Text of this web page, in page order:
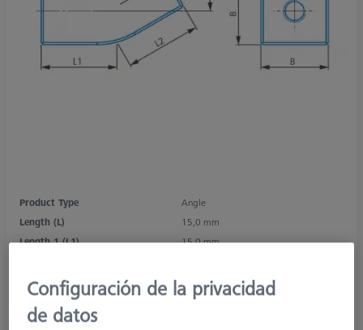
Product Type
Angle
Length (L)
15,0 mm
Length 1 (L1)
15,0 mm
Material
Aluminum
Connection Type
M5
Application
Configuración de la privacidad
de datos